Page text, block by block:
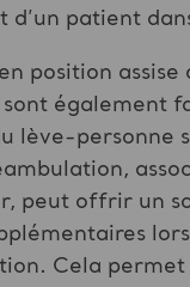
d’un patient
position assise
également
lève-personne
peut offrir un
Cela